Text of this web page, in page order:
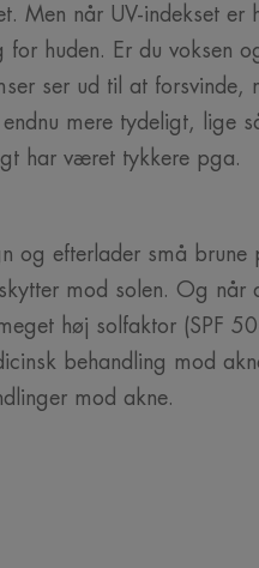
Men når UV-indekset er
huden. Er du voksen
ser ud til at forsvinde,
mere tydeligt, lige
har været tykkere pga.
og efterlader små brune
mod solen. Og når
høj solfaktor (SPF
behandling mod
mod akne.